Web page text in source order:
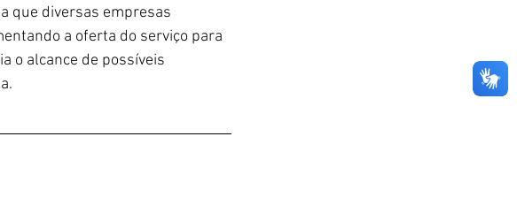
que diversas empresas
a oferta do serviço para
o alcance de possíveis